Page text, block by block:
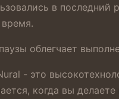
в
облегчает
- это
когда вы